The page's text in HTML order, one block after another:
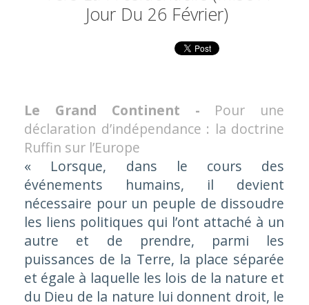
Jour Du 26 Février)
Le Grand Continent - Pour une
déclaration d’indépendance : la doctrine
Ruffin sur l’Europe
« Lorsque, dans le cours des
événements humains, il devient
nécessaire pour un peuple de dissoudre
les liens politiques qui l’ont attaché à un
autre et de prendre, parmi les
puissances de la Terre, la place séparée
et égale à laquelle les lois de la nature et
du Dieu de la nature lui donnent droit, le